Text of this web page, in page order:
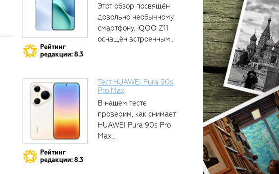
Рейтинг
редакции: 8.3
Этот обзор посвящён
довольно необычному
смартфону. iQOO Z11
оснащён встроенным
Рейтинг
редакции: 8.3
Тест HUAWEI Pura 90s
Pro Max
В нашем тесте
проверим, как снимает
HUAWEI Pura 90s Pro
Max...